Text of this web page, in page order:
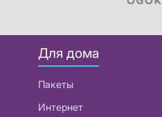
Для дома
Пакеты
Интернет